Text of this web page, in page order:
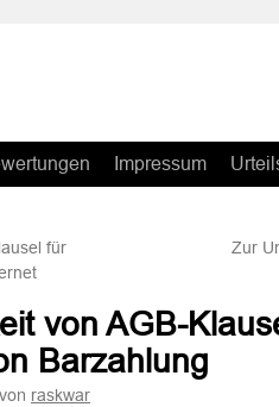
Impressum
für
Zur
von AGB-
Barzahlung
von raskwar